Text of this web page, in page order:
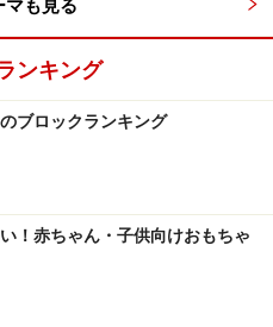
マも見る
ンキング
ブロックランキング
！赤ちゃん・子供向けおもちゃ